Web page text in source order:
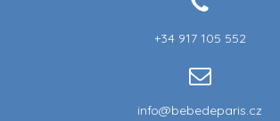
+34 917 105 552
info@bebedeparis.cz